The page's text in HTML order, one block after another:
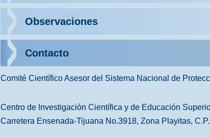
Observaciones
Contacto
Comité Científico Asesor del Sistema Nacional de
Centro de Investigación Científica y de Educación
Carretera Ensenada-Tijuana No.3918, Zona Playitas,